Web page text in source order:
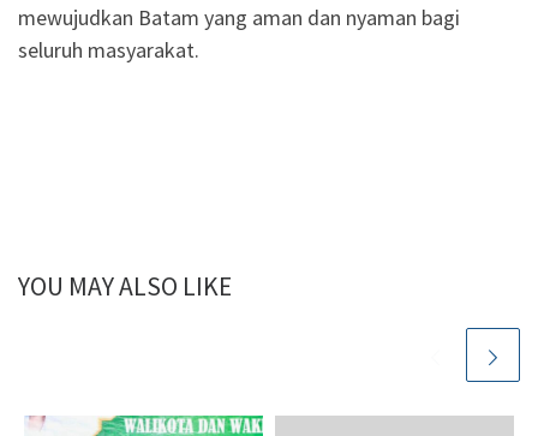
mewujudkan Batam yang aman dan nyaman bagi
seluruh masyarakat.
YOU MAY ALSO LIKE